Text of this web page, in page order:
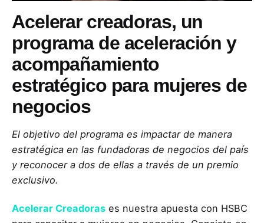
Acelerar creadoras, un
programa de aceleración y
acompañamiento
estratégico para mujeres de
negocios
El objetivo del programa es impactar de manera
estratégica en las fundadoras de negocios del país
y reconocer a dos de ellas a través de un premio
exclusivo.
Acelerar Creadoras es nuestra apuesta con HSBC